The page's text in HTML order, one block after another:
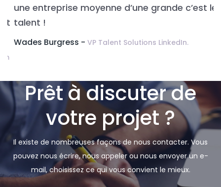
une entreprise moyenne d’une grande c’est le
talent !
Wades Burgress - VP Talent Solutions LinkedIn.
Prêt à discuter de
votre projet ?
Il existe de nombreuses façons de nous contacter. Vous
pouvez nous écrire, nous appeler ou nous envoyer un e-
mail, choisissez ce qui vous convient le mieux.